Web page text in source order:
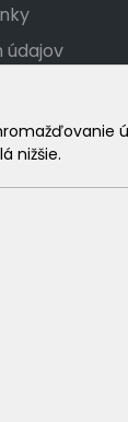
nižšie.
údajov